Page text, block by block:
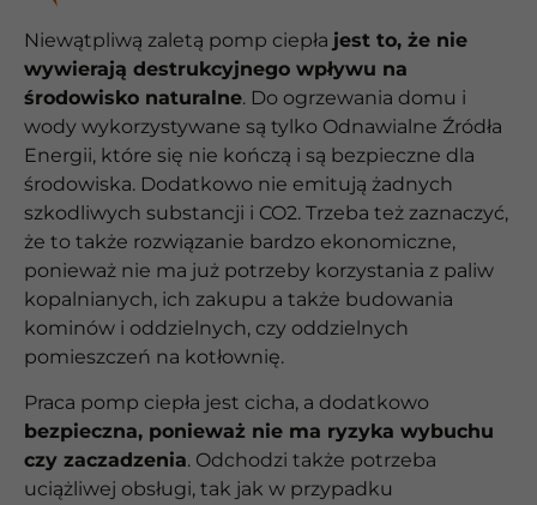
Niewątpliwą zaletą pomp ciepła jest to, że nie
wywierają destrukcyjnego wpływu na
środowisko naturalne. Do ogrzewania domu i
wody wykorzystywane są tylko Odnawialne Źródła
Energii, które się nie kończą i są bezpieczne dla
środowiska. Dodatkowo nie emitują żadnych
szkodliwych substancji i CO2. Trzeba też zaznaczyć,
że to także rozwiązanie bardzo ekonomiczne,
ponieważ nie ma już potrzeby korzystania z paliw
kopalnianych, ich zakupu a także budowania
kominów i oddzielnych, czy oddzielnych
pomieszczeń na kotłownię.
Praca pomp ciepła jest cicha, a dodatkowo
bezpieczna, ponieważ nie ma ryzyka wybuchu
czy zaczadzenia. Odchodzi także potrzeba
uciążliwej obsługi, tak jak w przypadku